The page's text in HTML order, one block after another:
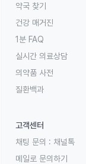
약국 찾기
건강 매거진
1분 FAQ
실시간 의료상담
의약품 사전
질환백과
고객센터
채팅 문의 : 채널톡
메일로 문의하기